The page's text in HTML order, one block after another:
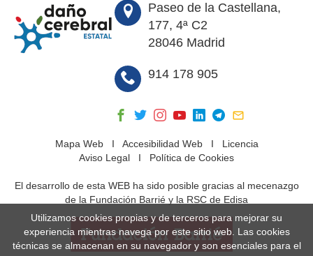
Paseo de la Castellana,
177, 4ª C2
28046 Madrid
914 178 905
Mapa WebI Accesibilidad WebI Licencia
Aviso Legal I Política de Cookies
El desarrollo de esta WEB ha sido posible gracias al mecenazgo
de la Fundación Barrié y la RSC de Edisa
Utilizamos cookies propias y de terceros para mejorar su
experiencia mientras navega por este sitio web. Las cookies
técnicas se almacenan en su navegador y son esenciales para el